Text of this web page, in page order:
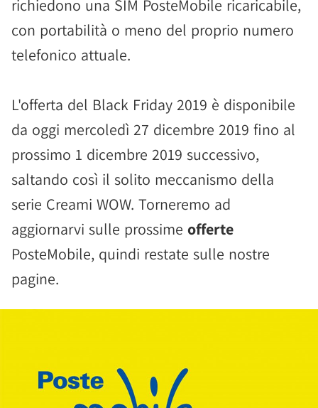
richiedono una SIM PosteMobile ricaricabile,
con portabilità o meno del proprio numero
telefonico attuale.
L'offerta del Black Friday 2019 è disponibile
da oggi mercoledì 27 dicembre 2019 fino al
prossimo 1 dicembre 2019 successivo,
saltando così il solito meccanismo della
serie Creami WOW. Torneremo ad
aggiornarvi sulle prossime offerte
PosteMobile, quindi restate sulle nostre
pagine.